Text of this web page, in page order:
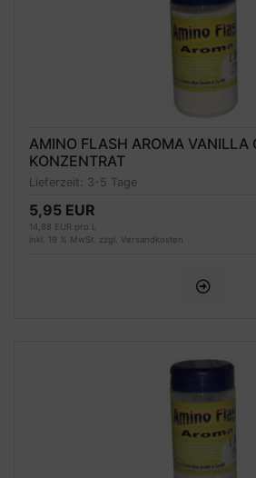
AMINO FLASH AROMA VANILLA
KONZENTRAT
Lieferzeit: 3-5 Tage
5,95 EUR
14,88 EUR pro L
inkl. 19 % MwSt. zzgl. Versandkosten